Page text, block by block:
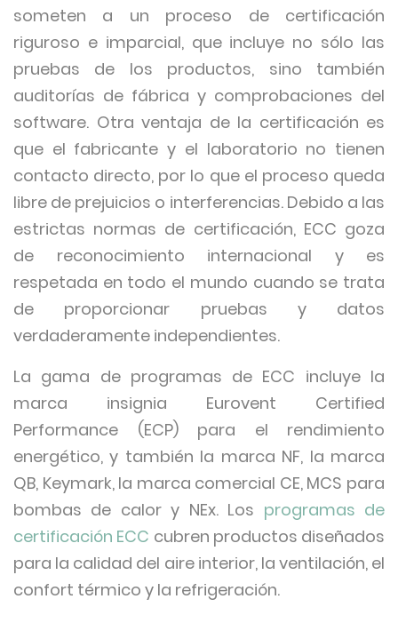
someten a un proceso de certificación
riguroso e imparcial, que incluye no sólo las
pruebas de los productos, sino también
auditorías de fábrica y comprobaciones del
software. Otra ventaja de la certificación es
que el fabricante y el laboratorio no tienen
contacto directo, por lo que el proceso queda
libre de prejuicios o interferencias. Debido a las
estrictas normas de certificación, ECC goza
de reconocimiento internacional y es
respetada en todo el mundo cuando se trata
de proporcionar pruebas y datos
verdaderamente independientes.
La gama de programas de ECC incluye la
marca insignia Eurovent Certified
Performance (ECP) para el rendimiento
energético, y también la marca NF, la marca
QB, Keymark, la marca comercial CE, MCS para
bombas de calor y NEx. Los programas de
certificación ECC cubren productos diseñados
para la calidad del aire interior, la ventilación, el
confort térmico y la refrigeración.